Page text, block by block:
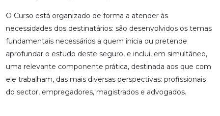
O Curso está organizado de forma a atender às
necessidades dos destinatários: são desenvolvidos os temas
fundamentais necessários a quem inicia ou pretende
aprofundar o estudo deste seguro, e inclui, em simultâneo,
uma relevante componente prática, destinada aos que com
ele trabalham, das mais diversas perspectivas: profissionais
do sector, empregadores, magistrados e advogados.